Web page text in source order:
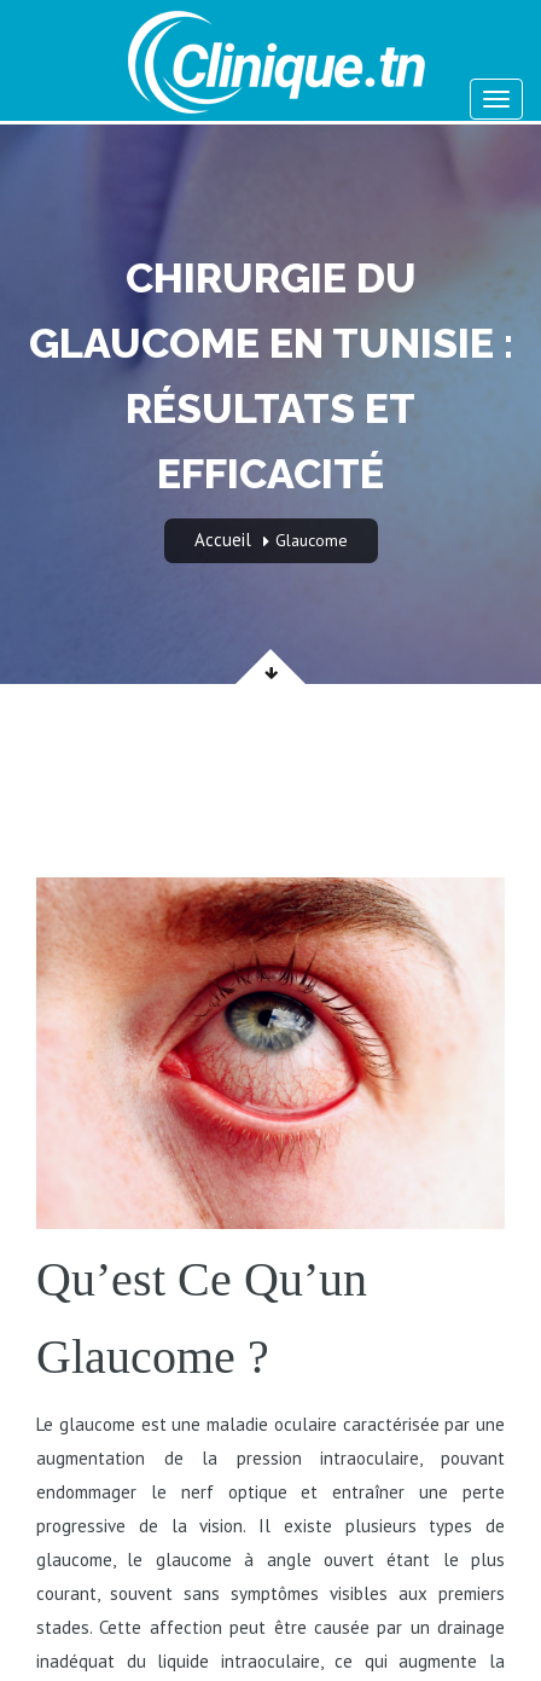
CHIRURGIE DU
GLAUCOME EN TUNISIE :
RÉSULTATS ET
EFFICACITÉ
Accueil Glaucome
Qu’est Ce Qu’un
Glaucome ?
Le glaucome est une maladie oculaire caractérisée par une
augmentation de la pression intraoculaire, pouvant
endommager le nerf optique et entraîner une perte
progressive de la vision. Il existe plusieurs types de
glaucome, le glaucome à angle ouvert étant le plus
courant, souvent sans symptômes visibles aux premiers
stades. Cette affection peut être causée par un drainage
inadéquat du liquide intraoculaire, ce qui augmente la